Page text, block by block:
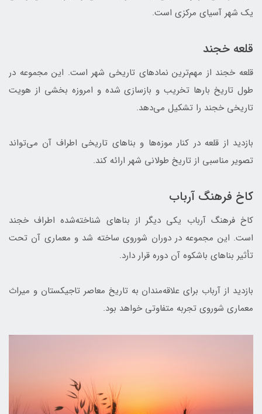
یک شهر آسیای مرکزی است.
قلعه خجند
قلعه خجند از مهم‌ترین نمادهای تاریخی شهر است. این مجموعه در
طول تاریخ بارها تخریب و بازسازی شده و امروزه بخشی از هویت
تاریخی خجند را تشکیل می‌دهد.
بازدید از قلعه در کنار موزه‌ها و بناهای تاریخی اطراف آن می‌تواند
تصویر مناسبی از تاریخ طولانی شهر ارائه کند.
کاخ فرهنگ آرباب
کاخ فرهنگ آرباب یکی دیگر از بناهای شناخته‌شده اطراف خجند
است. این مجموعه در دوران شوروی ساخته شد و معماری آن تحت
تأثیر بناهای باشکوه آن دوره قرار دارد.
بازدید از آرباب برای علاقه‌مندان به تاریخ معاصر تاجیکستان و میراث
معماری شوروی تجربه متفاوتی خواهد بود.